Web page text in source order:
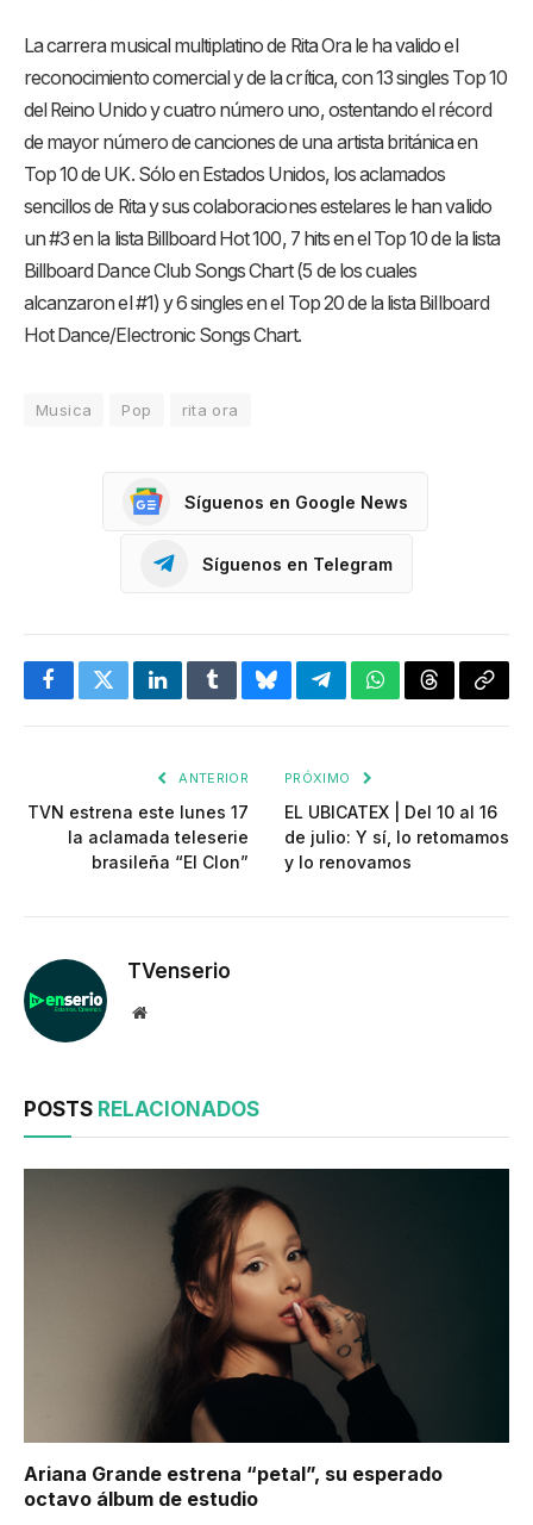
La carrera musical multiplatino de Rita Ora le ha valido el
reconocimiento comercial y de la crítica, con 13 singles Top 10
del Reino Unido y cuatro número uno, ostentando el récord
de mayor número de canciones de una artista británica en
Top 10 de UK. Sólo en Estados Unidos, los aclamados
sencillos de Rita y sus colaboraciones estelares le han valido
un #3 en la lista Billboard Hot 100, 7 hits en el Top 10 de la lista
Billboard Dance Club Songs Chart (5 de los cuales
alcanzaron el #1) y 6 singles en el Top 20 de la lista Billboard
Hot Dance/Electronic Songs Chart.
Musica Pop rita ora
Síguenos en Google News
Síguenos en Telegram
FacebookTwitterLinkedInTumblrBlueskyTelegramWhatsApp
Threads
ANTERIOR
TVN estrena este lunes 17
la aclamada teleserie
brasileña “El Clon”
PRÓXIMO
EL UBICATEX | Del 10 al 16
de julio: Y sí, lo retomamos
y lo renovamos
TVenserio
Website
POSTS RELACIONADOS
Ariana Grande estrena “petal”, su esperado
octavo álbum de estudio